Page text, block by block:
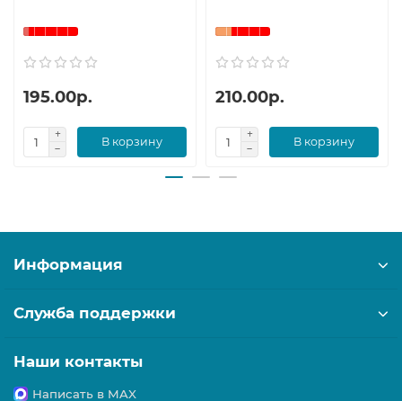
195.00р.
В корзину
210.00р.
В корзину
Информация
Служба поддержки
Наши контакты
Написать в MAX